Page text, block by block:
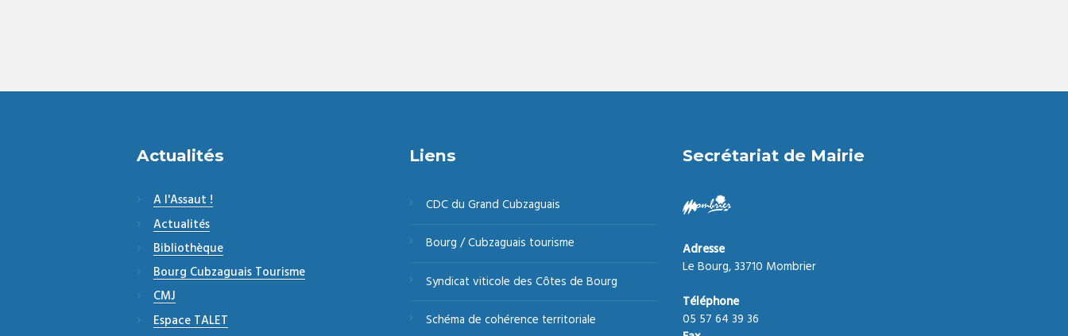
Actualités
A l'Assaut !
Actualités
Bibliothèque
Bourg Cubzaguais Tourisme
CMJ
Espace TALET
Liens
CDC du Grand Cubzaguais
Bourg / Cubzaguais tourisme
Syndicat viticole des Côtes de Bourg
Schéma de cohérence territoriale
Secrétariat de Mairie
Adresse
Le Bourg, 33710 Mombrier
Téléphone
05 57 64 39 36